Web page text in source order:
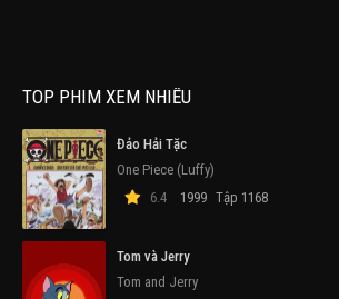
TOP PHIM XEM NHIỀU
Đảo Hải Tặc
One Piece (Luffy)
6.4
1999 Tập 1168
Tom và Jerry
Tom and Jerry